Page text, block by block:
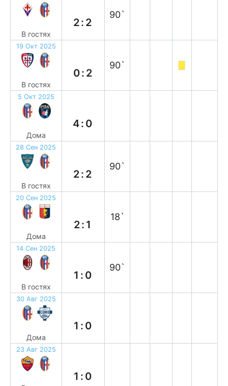
В гостях
2:2
90`
19 Окт 2025
В гостях
0:2
90`
5 Окт 2025
Дома
4:0
28 Сен 2025
В гостях
2:2
90`
20 Сен 2025
Дома
2:1
18`
14 Сен 2025
В гостях
1:0
90`
30 Авг 2025
Дома
1:0
23 Авг 2025
1:0